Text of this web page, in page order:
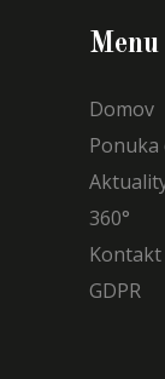
Menu
Domov
Ponuka
360°
Kontakt
GDPR